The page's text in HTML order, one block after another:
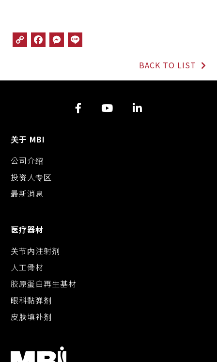
C
M
BACK TO LIST
关于 MBI
公司介绍
投资人专区
最新消息
医疗器材
关节内注射剂
人工骨材
胶原蛋白再生基材
眼科黏弹剂
皮肤填补剂